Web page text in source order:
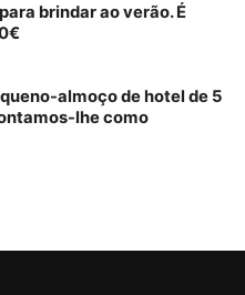
brindar ao verão. É
almoço de hotel de 5
lhe como